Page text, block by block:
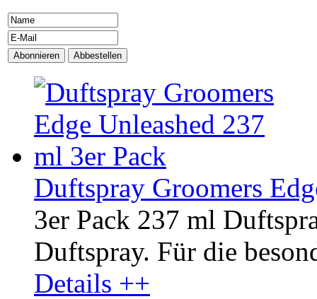
Duftspray Groomers
3er Pack 237 ml
Duftspray. Für die
Details ++